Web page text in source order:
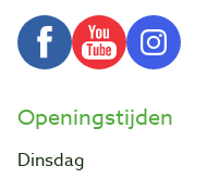
Openingstijden
Dinsdag